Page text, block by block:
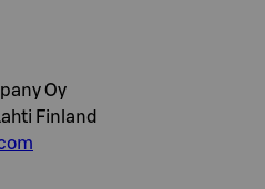
Oy
Finland